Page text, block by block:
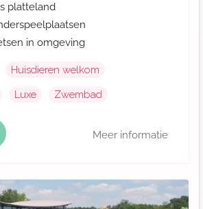
platteland
in omgeving
Huisdieren welkom
Luxe Zwembad
Meer informatie